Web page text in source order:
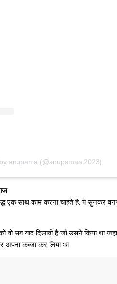
anupama (@anupamaa.2023)
एक साथ काम करना चाहते है. ये सुनकर
वो सब याद दिलाती है जो उसने किया
अपना कब्जा कर लिया था